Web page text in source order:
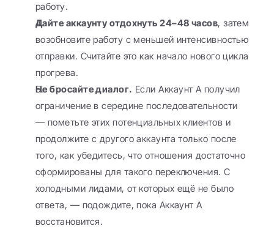
работу.
Дайте аккаунту отдохнуть 24–48 часов, затем
возобновите работу с меньшей интенсивностью
отправки. Считайте это как начало нового цикла
прогрева.
Не бросайте диалог. Если Аккаунт А получил
ограничение в середине последовательности
— пометьте этих потенциальных клиентов и
продолжите с другого аккаунта только после
того, как убедитесь, что отношения достаточно
сформированы для такого переключения. С
холодными лидами, от которых ещё не было
ответа, — подождите, пока Аккаунт А
восстановится.